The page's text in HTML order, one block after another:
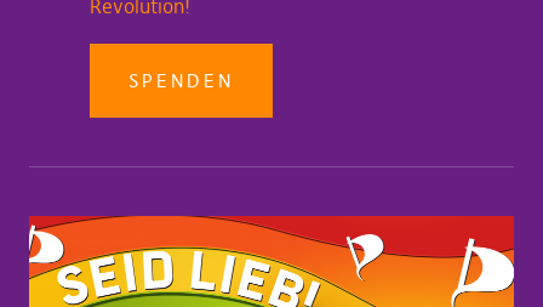
Revolution!
SPENDEN